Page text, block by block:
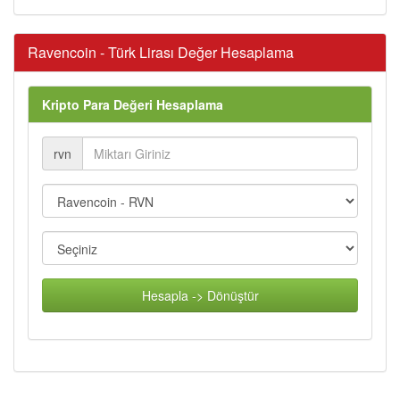
Ravencoin - Türk Lirası Değer Hesaplama
Kripto Para Değeri Hesaplama
rvn
Hesapla -> Dönüştür